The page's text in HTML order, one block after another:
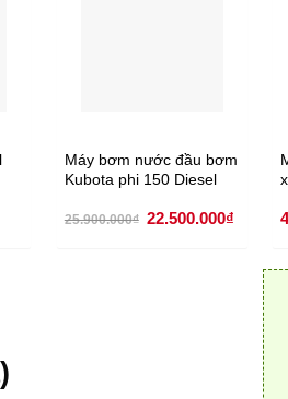
Máy bơm nước đầu bơm
Kubota phi 150 Diesel
25.900.000₫ Giá
22.500.000₫